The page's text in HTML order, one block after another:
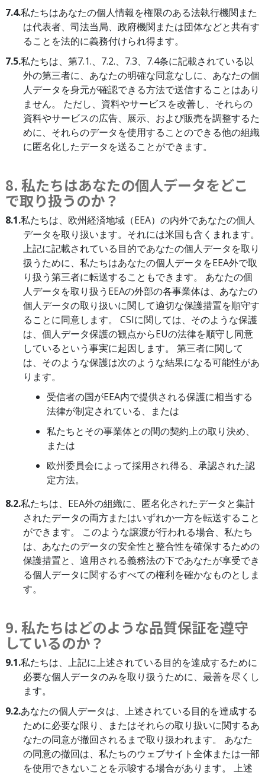
7.4.私たちはあなたの個人情報を権限のある法執行機関また
は代表者、司法当局、政府機関または団体などと共有す
ることを法的に義務付けられ得ます。
7.5.私たちは、第7.1.、7.2.、7.3、7.4条に記載されている以
外の第三者に、あなたの明確な同意なしに、あなたの個
人データを身元が確認できる方法で送信することはあり
ません。 ただし、資料やサービスを改善し、それらの
資料やサービスの広告、展示、および販売を調整するた
めに、それらのデータを使用することのできる他の組織
に匿名化したデータを送ることができます。
8. 私たちはあなたの個人データをどこ
で取り扱うのか？
8.1.私たちは、欧州経済地域（EEA）の内外であなたの個人
データを取り扱います。それには米国も含くまれます。
上記に記載されている目的であなたの個人データを取り
扱うために、私たちはあなたの個人データをEEA外で取
り扱う第三者に転送することもできます。 あなたの個
人データを取り扱うEEAの外部の各事業体は、あなたの
個人データの取り扱いに関して適切な保護措置を順守す
ることに同意します。 CSIに関しては、そのような保護
は、個人データ保護の観点からEUの法律を順守し同意
しているという事実に起因します。 第三者に関して
は、そのような保護は次のような結果になる可能性があ
ります。
受信者の国がEEA内で提供される保護に相当する
法律が制定されている、または
私たちとその事業体との間の契約上の取り決め、
または
欧州委員会によって採用され得る、承認された認
定方法。
8.2.私たちは、EEA外の組織に、匿名化されたデータと集計
されたデータの両方またはいずれか一方を転送すること
ができます。 このような譲渡が行われる場合、私たち
は、あなたのデータの安全性と整合性を確保するための
保護措置と、適用される義務法の下であなたが享受でき
る個人データに関するすべての権利を確かなものとしま
す。
9. 私たちはどのような品質保証を遵守
しているのか？
9.1.私たちは、上記に上述されている目的を達成するために
必要な個人データのみを取り扱うために、最善を尽くし
ます。
9.2.あなたの個人データは、上述されている目的を達成する
ために必要な限り、またはそれらの取り扱いに関するあ
なたの同意が撤回されるまで取り扱われます。 あなた
の同意の撤回は、私たちのウェブサイト全体または一部
を使用できないことを示唆する場合があります。 上述